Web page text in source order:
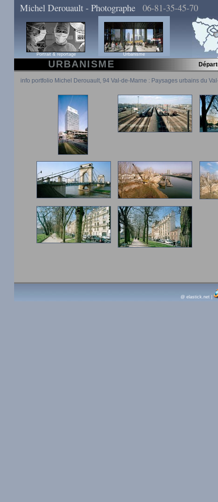
Michel Derouault - Photographe 06-81-35-45-70
Portrait & reportage Urbanisme
URBANISME
info portfolio Michel Derouault, 94 Val-de-Marne : Paysages urbains du
@ elastick.net